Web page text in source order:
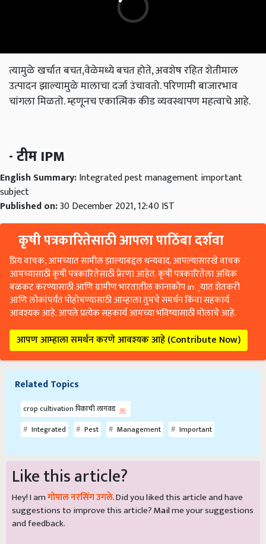
त्यामुळे खर्चात बचत,वेळेमध्ये बचत होते, अवशेष रहित शेतीमाल
उत्पादन झाल्यामुळे मालाचा दर्जा उंचावतो. परिणामी बाजारभाव
चांगला मिळतो. म्हणूनच एकात्मिक कीड व्यवस्थापण महत्वाचे आहे.
- टीम IPM
English Summary:Integrated pest management important
subject
Published on:30 December 2021, 12:40 IST
कृषी पत्रकारितेसाठी आपला पाठिंबा दर्शवा
प्रिय वाचक, आमच्यात सामील झाल्याबद्दल धन्यवाद. आपल्यासारखे वाचक
आमच्यासाठी कृषी पत्रकारितेसाठी प्रेरणा आहेत. कृषी पत्रकारितेला अधिक
बळकट करण्यासाठी आणि ग्रामीण भारतातील कानाकोप in्यात शेतकरी
आणि लोकांपर्यंत पोहोचण्यासाठी आम्हाला तुमचे समर्थन किंवा सहकार्य
आवश्यक आहे. आपले प्रत्येक सहकार्य आमच्या भविष्यासाठी मोलाचे आहे.
आपण आम्हाला समर्थन करणे आवश्यक आहे (Contribute Now)
Related Topics
crop cultivation पिकाची लागवड
Integrated
Pest Management Important
Like this article?
Hey! I amगोपाल नरसिंग उगले. Did you liked this article and have
suggestions to improve this article?Mailme your suggestions
and feedback.